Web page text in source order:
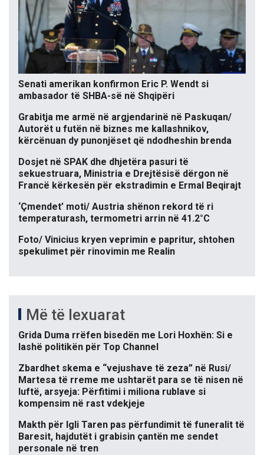
Senati amerikan konfirmon Eric P. Wendt si
ambasador të SHBA-së në Shqipëri
Grabitja me armë në argjendarinë në Paskuqan/
Autorët u futën në biznes me kallashnikov,
kërcënuan dy punonjëset që ndodheshin brenda
Dosjet në SPAK dhe dhjetëra pasuri të
sekuestruara, Ministria e Drejtësisë dërgon në
Francë kërkesën për ekstradimin e Ermal Beqirajt
‘Çmendet’ moti/ Austria shënon rekord të ri
temperaturash, termometri arrin në 41.2°C
Foto/ Vinicius kryen veprimin e papritur, shtohen
spekulimet për rinovimin me Realin
Më të lexuarat
Grida Duma rrëfen bisedën me Lori Hoxhën: Si e
lashë politikën për Top Channel
Zbardhet skema e “vejushave të zeza” në Rusi/
Martesa të rreme me ushtarët para se të nisen në
luftë, arsyeja: Përfitimi i miliona rublave si
kompensim në rast vdekjeje
Makth për Igli Taren pas përfundimit të funeralit të
Baresit, hajdutët i grabisin çantën me sendet
personale në tren